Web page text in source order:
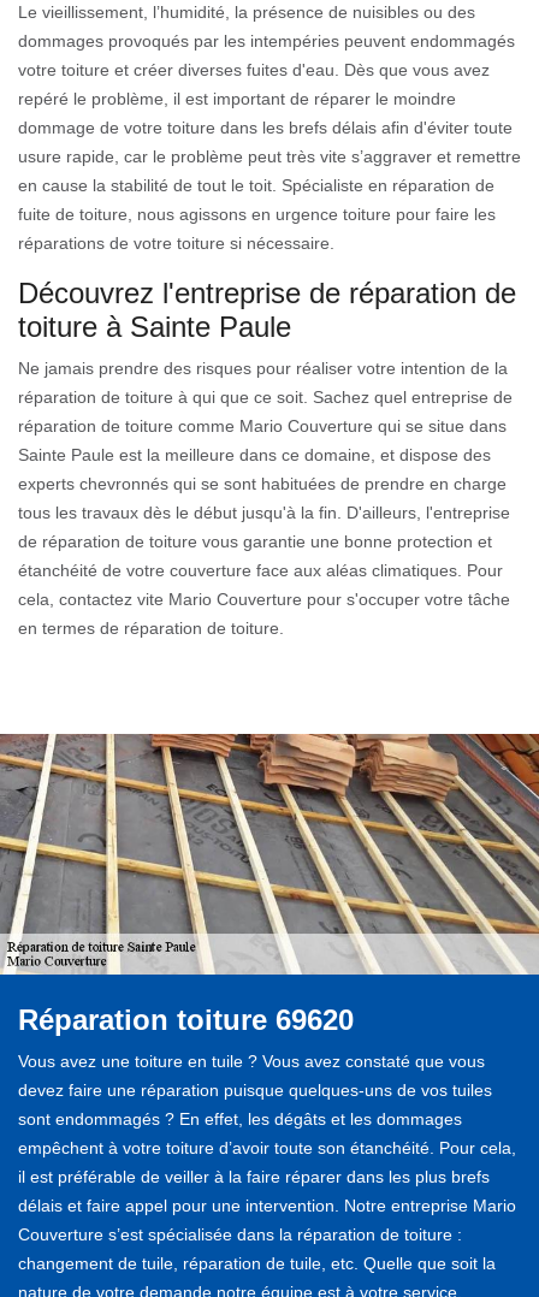
Le vieillissement, l’humidité, la présence de nuisibles ou des
dommages provoqués par les intempéries peuvent endommagés
votre toiture et créer diverses fuites d'eau. Dès que vous avez
repéré le problème, il est important de réparer le moindre
dommage de votre toiture dans les brefs délais afin d'éviter toute
usure rapide, car le problème peut très vite s’aggraver et remettre
en cause la stabilité de tout le toit. Spécialiste en réparation de
fuite de toiture, nous agissons en urgence toiture pour faire les
réparations de votre toiture si nécessaire.
Découvrez l'entreprise de réparation de
toiture à Sainte Paule
Ne jamais prendre des risques pour réaliser votre intention de la
réparation de toiture à qui que ce soit. Sachez quel entreprise de
réparation de toiture comme Mario Couverture qui se situe dans
Sainte Paule est la meilleure dans ce domaine, et dispose des
experts chevronnés qui se sont habituées de prendre en charge
tous les travaux dès le début jusqu'à la fin. D'ailleurs, l'entreprise
de réparation de toiture vous garantie une bonne protection et
étanchéité de votre couverture face aux aléas climatiques. Pour
cela, contactez vite Mario Couverture pour s'occuper votre tâche
en termes de réparation de toiture.
Réparation toiture 69620
Vous avez une toiture en tuile ? Vous avez constaté que vous
devez faire une réparation puisque quelques-uns de vos tuiles
sont endommagés ? En effet, les dégâts et les dommages
empêchent à votre toiture d’avoir toute son étanchéité. Pour cela,
il est préférable de veiller à la faire réparer dans les plus brefs
délais et faire appel pour une intervention. Notre entreprise Mario
Couverture s’est spécialisée dans la réparation de toiture :
changement de tuile, réparation de tuile, etc. Quelle que soit la
nature de votre demande notre équipe est à votre service.